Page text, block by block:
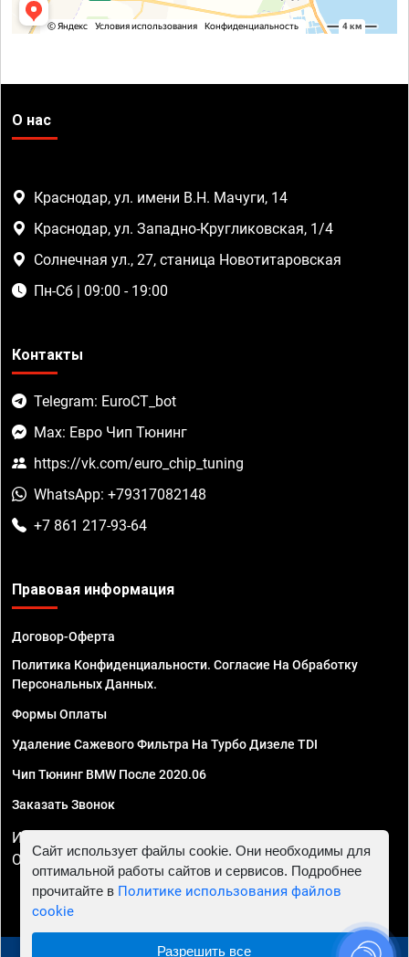
О нас
Краснодар, ул. имени В.Н. Мачуги, 14
Краснодар, ул. Западно-Кругликовская, 1/4
Солнечная ул., 27, станица Новотитаровская
Пн-Сб | 09:00 - 19:00
Контакты
Telegram: EuroCT_bot
Max: Евро Чип Тюнинг
https://vk.com/euro_chip_tuning
WhatsApp: +79317082148
+7 861 217-93-64
Правовая информация
Договор-Оферта
Политика Конфиденциальности. Согласие На Обработку
Персональных Данных.
Формы Оплаты
Удаление Сажевого Фильтра На Турбо Дизеле TDI
Чип Тюнинг BMW После 2020.06
Заказать Звонок
ИП Смирнов Георгий Павлович. ИНН 781302555843,
ОГРНИП 324470400032610
Сайт использует файлы cookie. Они необходимы для
оптимальной работы сайтов и сервисов. Подробнее
прочитайте в Политике использования файлов
cookie
Разрешить все